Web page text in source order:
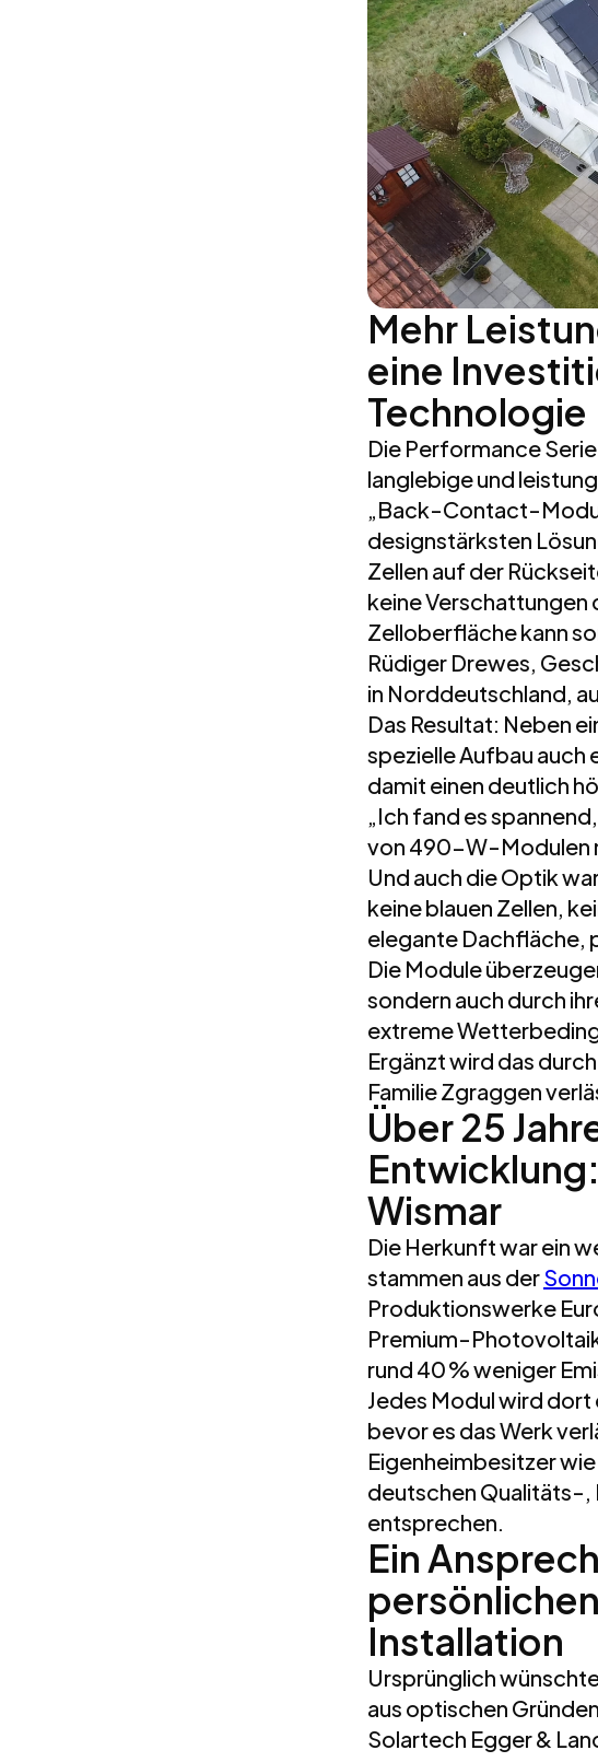
Mehr
eine
Technologie
Die Performance
langlebige und
„Back-Contact-
designstärksten
Zellen auf der
keine Verschattungen
Zelloberfläche kann
Rüdiger Drewes,
in Norddeutschland,
Das Resultat: Neben
spezielle Aufbau auch
damit einen deutlich
„Ich fand es
von 490-W-Modulen
Und auch die Optik
keine blauen Zellen,
elegante Dachfläche,
Die Module
sondern auch durch
extreme
Ergänzt wird das
Familie Zgraggen
Über 25
Wismar
Die Herkunft war ein
stammen aus der
Produktionswerke
Premium-
rund 40 % weniger
Jedes Modul wird
bevor es das Werk
Eigenheimbesitzer
deutschen Qualitäts-,
entsprechen.
Ein
Installation
Ursprünglich
aus optischen
Solartech Egger &